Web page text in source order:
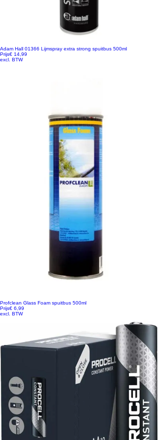
Adam Hall 01366 Lijmspray extra strong spuitbus 500ml
Prijs€ 14,99
excl. BTW
Profclean Glass Foam spuitbus 500ml
Prijs€ 6,99
excl. BTW